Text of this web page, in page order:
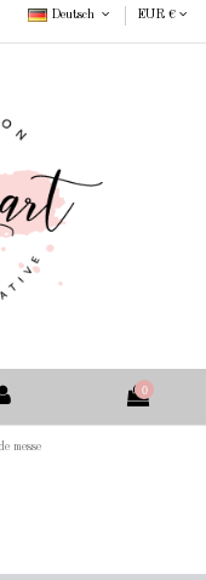
Deutsch EUR €
0
messe